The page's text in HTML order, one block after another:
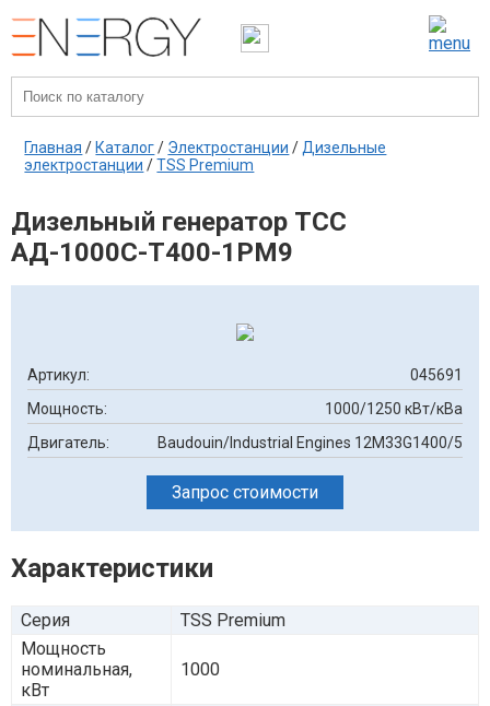
Главная / Каталог/ Электростанции / Дизельные
электростанции /TSS Premium
Дизельный генератор ТСС
АД-1000С-Т400-1РМ9
Артикул:
045691
Мощность:
1000/1250 кВт/кВа
Двигатель:
Baudouin/Industrial Engines 12M33G1400/5
Запрос стоимости
Характеристики
Серия
TSS Premium
Мощность
номинальная,
кВт
1000